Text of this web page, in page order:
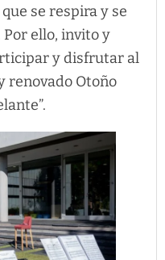
se respira y se
Por ello, invito y
y disfrutar al
renovado Otoño